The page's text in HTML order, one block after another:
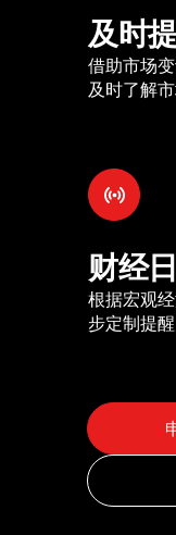
及时
借助市场
及时了解
财经
根据宏观
步定制提醒